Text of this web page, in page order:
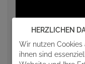
HERZLICHEN
Wir nutzen
ihnen sind